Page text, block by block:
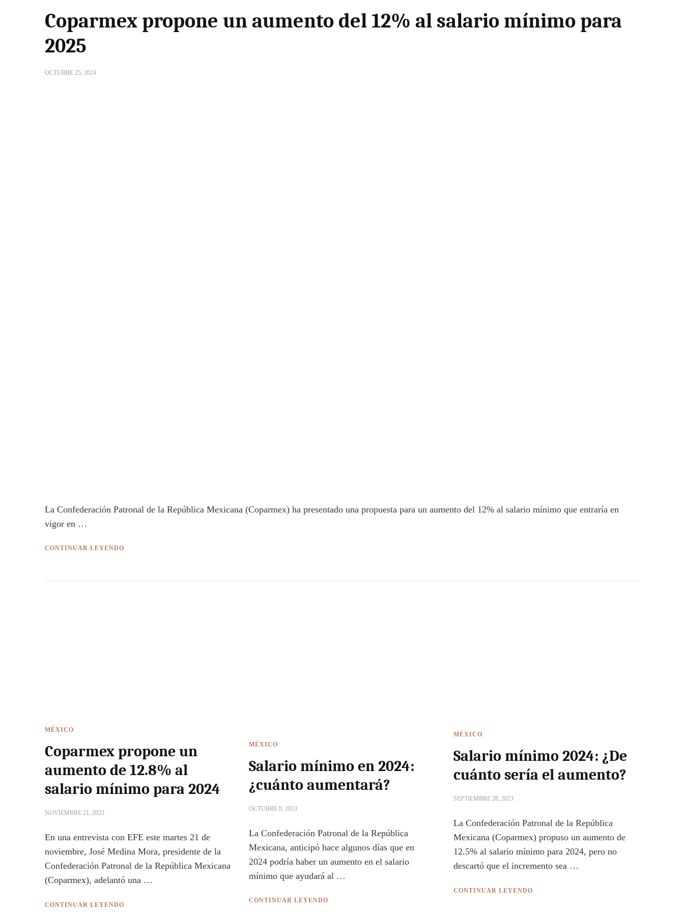
Coparmex propone un aumento del 12% al salario mínimo para
2025
OCTUBRE 25, 2024
La Confederación Patronal de la República Mexicana (Coparmex) ha presentado una propuesta para un aumento del 12% al salario mínimo que entraría en
vigor en …
CONTINUAR LEYENDO
MÉXICO
Coparmex propone un
aumento de 12.8% al
salario mínimo para 2024
NOVIEMBRE 21, 2023
En una entrevista con EFE este martes 21 de
noviembre, José Medina Mora, presidente de la
Confederación Patronal de la República Mexicana
(Coparmex), adelantó una …
CONTINUAR LEYENDO
MÉXICO
Salario mínimo en 2024:
¿cuánto aumentará?
OCTUBRE 8, 2023
La Confederación Patronal de la República
Mexicana, anticipó hace algunos días que en
2024 podría haber un aumento en el salario
mínimo que ayudará al …
CONTINUAR LEYENDO
MÉXICO
Salario mínimo 2024: ¿De
cuánto sería el aumento?
SEPTIEMBRE 28, 2023
La Confederación Patronal de la República
Mexicana (Coparmex) propuso un aumento de
12.5% al salario mínimo para 2024, pero no
descartó que el incremento sea …
CONTINUAR LEYENDO